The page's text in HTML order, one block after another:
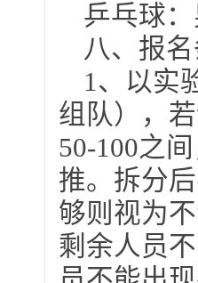
乒乓球
八、报
1、以实
组队），
50-100之
推。拆分
够则视为
剩余人员